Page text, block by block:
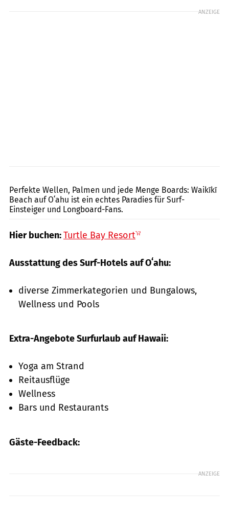
ANZEIGE
Perfekte Wellen, Palmen und jede Menge Boards: Waikīkī
Beach auf Oʻahu ist ein echtes Paradies für Surf-
Einsteiger und Longboard-Fans.
Hier buchen:Turtle Bay Resort
Ausstattung des Surf-Hotels auf Oʻahu:
diverse Zimmerkategorien und Bungalows,
Wellness und Pools
Extra-Angebote Surfurlaub auf Hawaii:
Yoga am Strand
Reitausflüge
Wellness
Bars und Restaurants
Gäste-Feedback:
ANZEIGE